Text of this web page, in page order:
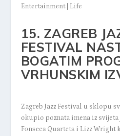
Entertainment| Life
15. ZAGREB
FESTIVAL
BOGATIM
VRHUNSKIM
Zagreb Jazz Festival u sklopu
okupio poznata imena iz svijeta
Fonseca Quarteta i Lizz Wright